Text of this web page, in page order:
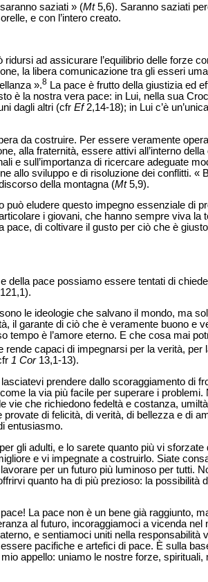
saziati » (Mt5,6). Saranno saziati
e con l’intero creato.
ad assicurare l’equilibrio delle forze
la libera comunicazione tra gli esseri
».8 La pace è frutto della giustizia ed
è la nostra vera pace: in Lui, nella sua
dagli altri (cfr Ef2,14-18); in Lui c’è
da costruire. Per essere veramente
alla fraternità, essere attivi all’interno della
e sull’importanza di ricercare adeguate
allo sviluppo e di risoluzione dei conflitti. «
della montagna (Mt5,9).
eludere questo impegno essenziale di
i giovani, che hanno sempre viva la
di coltivare il gusto per ciò che è
della pace possiamo essere tentati di
121,1).
le ideologie che salvano il mondo, ma
il garante di ciò che è veramente buono e
tempo è l’amore eterno. E che cosa mai
rende capaci di impegnarsi per la verità, per
1 Cor 13,1-13).
prendere dallo scoraggiamento di
la via più facile per superare i problemi.
vie che richiedono fedeltà e costanza,
di felicità, di verità, di bellezza e di
entusiasmo.
gli adulti, e lo sarete quanto più vi sforzate
e vi impegnate a costruirlo. Siate
per un futuro più luminoso per tutti.
quanto ha di più prezioso: la possibilità
La pace non è un bene già raggiunto,
al futuro, incoraggiamoci a vicenda nel
e sentiamoci uniti nella responsabilità
pacifiche e artefici di pace. È sulla
appello: uniamo le nostre forze, spirituali,